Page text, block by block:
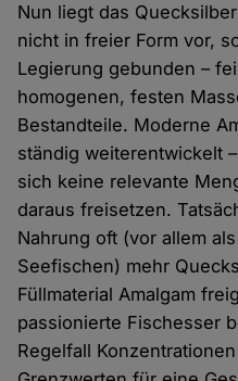
Nun liegt das
nicht in freier Form vor,
Legierung gebunden –
homogenen, festen
Bestandteile. Moderne
ständig weiterentwickelt
sich keine relevante
daraus freisetzen.
Nahrung oft (vor allem
Seefischen) mehr
Füllmaterial Amalgam
passionierte Fischesser
Regelfall